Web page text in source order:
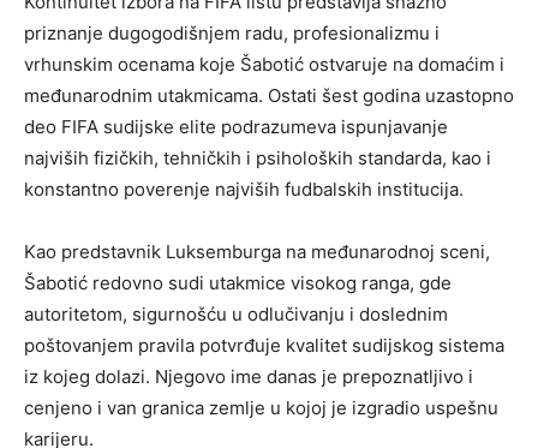
priznanje dugogodišnjem radu, profesionalizmu i
vrhunskim ocenama koje Šabotić ostvaruje na domaćim i
međunarodnim utakmicama. Ostati šest godina uzastopno
deo FIFA sudijske elite podrazumeva ispunjavanje
najviših fizičkih, tehničkih i psiholoških standarda, kao i
konstantno poverenje najviših fudbalskih institucija.
Kao predstavnik Luksemburga na međunarodnoj sceni,
Šabotić redovno sudi utakmice visokog ranga, gde
autoritetom, sigurnošću u odlučivanju i doslednim
poštovanjem pravila potvrđuje kvalitet sudijskog sistema
iz kojeg dolazi. Njegovo ime danas je prepoznatljivo i
cenjeno i van granica zemlje u kojoj je izgradio uspešnu
karijeru.